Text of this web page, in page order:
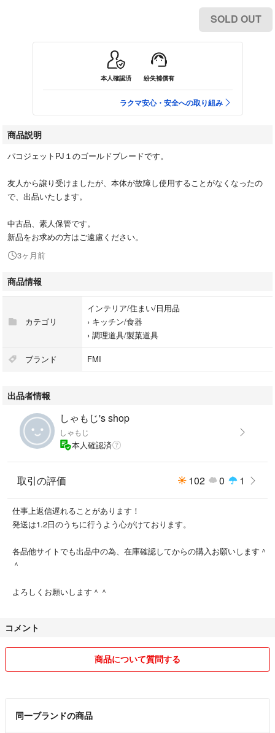
SOLD OUT
本人確認済 紛失補償有
ラクマ安心・安全への取り組み
商品説明
パコジェットPJ１のゴールドブレードです。
友人から譲り受けましたが、本体が故障し使用することがなくなったの
で、出品いたします。
中古品、素人保管です。
新品をお求めの方はご遠慮ください。
3ヶ月前
商品情報
カテゴリ
インテリア/住まい/日用品
› キッチン/食器
› 調理道具/製菓道具
ブランド FMI
出品者情報
しゃもじ's shop
しゃもじ
本人確認済
取引の評価 102 0 1
仕事上返信遅れることがあります！
発送は1.2日のうちに行うよう心がけております。
各品他サイトでも出品中の為、在庫確認してからの購入お願いします＾
＾
よろしくお願いします＾＾
コメント
商品について質問する
同一ブランドの商品